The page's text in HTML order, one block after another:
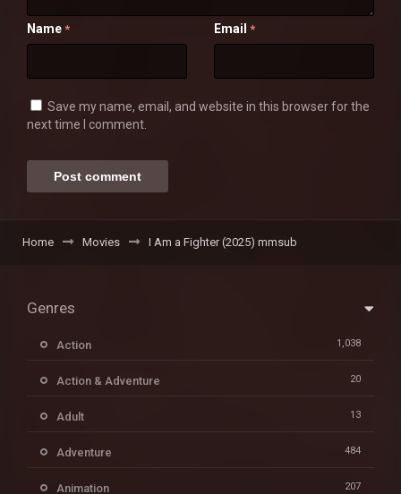
Name * Email *
Save my name, email, and website in this browser for the
next time I comment.
Home Movies I Am a Fighter (2025) mmsub
Genres
Action 1,038
Action & Adventure 20
Adult 13
Adventure 484
Animation 207